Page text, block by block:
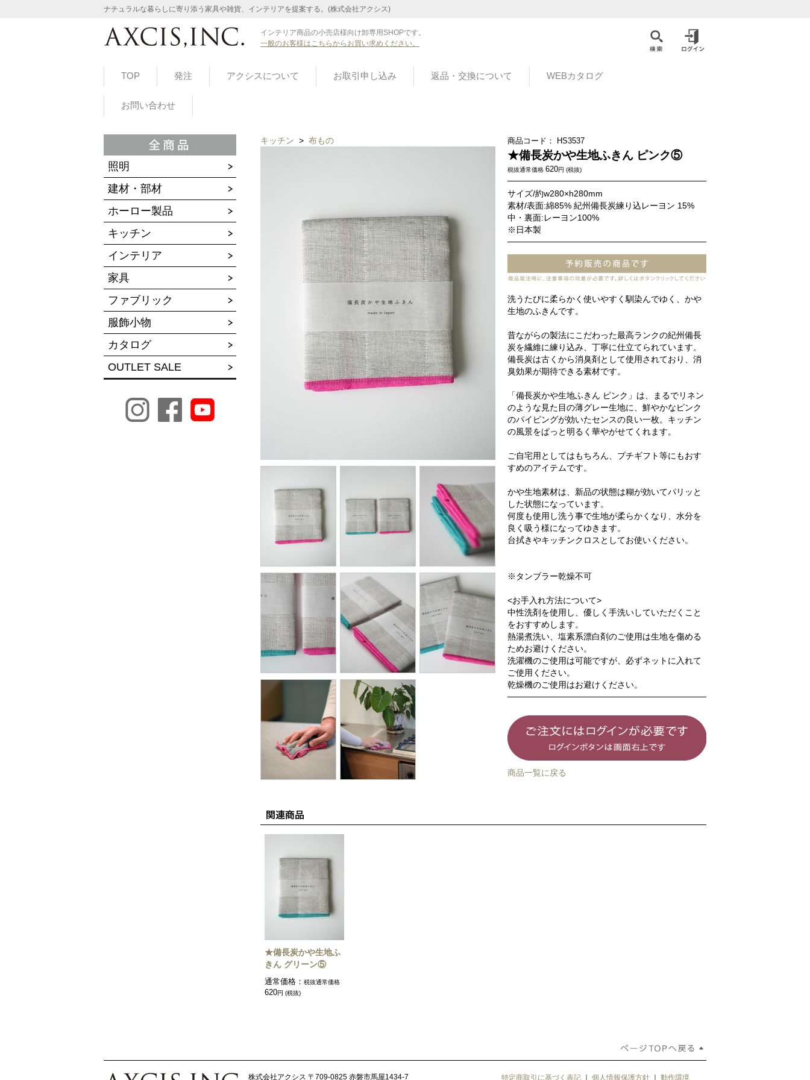
ナチュラルな暮らしに寄り添う家具や雑貨、インテリアを提案する。(株式会社アクシス)
インテリア商品の小売店様向け卸専用SHOPです。
一般のお客様はこちらからお買い求めください。
TOP 発注 アクシスについて お取引申し込み 返品・交換について WEBカタログ
お問い合わせ
照明
建材・部材
ホーロー製品
キッチン
インテリア
家具
ファブリック
服飾小物
カタログ
OUTLET SALE
キッチン > 布もの 商品コード： HS3537
★備長炭かや生地ふきん ピンク⑤
税抜通常価格 620円 (税抜)
サイズ/約w280×h280mm
素材/表面:綿85% 紀州備長炭練り込レーヨン 15%
中・裏面:レーヨン100%
※日本製
洗うたびに柔らかく使いやすく馴染んでゆく、かや
生地のふきんです。
昔ながらの製法にこだわった最高ランクの紀州備長
炭を繊維に練り込み、丁寧に仕立てられています。
備長炭は古くから消臭剤として使用されており、消
臭効果が期待できる素材です。
「備長炭かや生地ふきん ピンク」は、まるでリネン
のような見た目の薄グレー生地に、鮮やかなピンク
のパイピングが効いたセンスの良い一枚。キッチン
の風景をぱっと明るく華やがせてくれます。
ご自宅用としてはもちろん、プチギフト等にもおす
すめのアイテムです。
かや生地素材は、新品の状態は糊が効いてパリッと
した状態になっています。
何度も使用し洗う事で生地が柔らかくなり、水分を
良く吸う様になってゆきます。
台拭きやキッチンクロスとしてお使いください。
※タンブラー乾燥不可
<お手入れ方法について>
中性洗剤を使用し、優しく手洗いしていただくこと
をおすすめします。
熱湯煮洗い、塩素系漂白剤のご使用は生地を傷める
ためお避けください。
洗濯機のご使用は可能ですが、必ずネットに入れて
ご使用ください。
乾燥機のご使用はお避けください。
商品一覧に戻る
★備長炭かや生地ふ
きん グリーン⑤
通常価格： 税抜通常価格
620円 (税抜)
株式会社アクシス 〒709-0825 赤磐市馬屋1434-7 特定商取引に基づく表記 ｜ 個人情報保護方針 ｜ 動作環境